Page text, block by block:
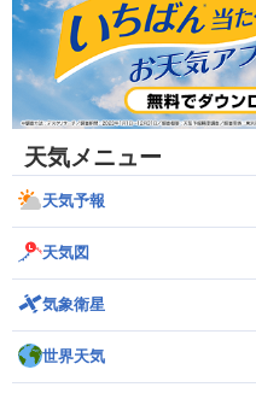
天気メニュー
天気予報
天気図
気象衛星
世界天気